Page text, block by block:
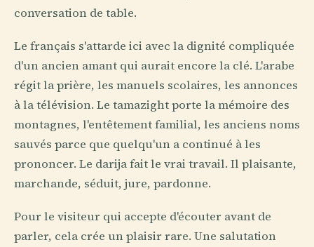
conversation de table.
Le français s'attarde ici avec la dignité compliquée
d'un ancien amant qui aurait encore la clé. L'arabe
régit la prière, les manuels scolaires, les annonces
à la télévision. Le tamazight porte la mémoire des
montagnes, l'entêtement familial, les anciens noms
sauvés parce que quelqu'un a continué à les
prononcer. Le darija fait le vrai travail. Il plaisante,
marchande, séduit, jure, pardonne.
Pour le visiteur qui accepte d'écouter avant de
parler, cela crée un plaisir rare. Une salutation